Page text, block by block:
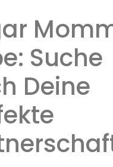
Suche
Deine